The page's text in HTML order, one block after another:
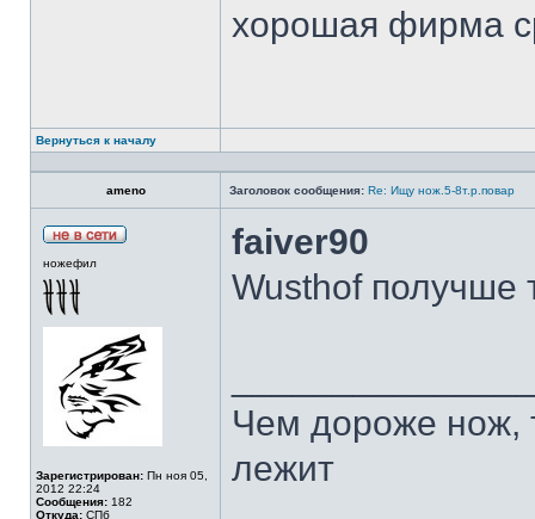
хорошая фирма
Вернуться к началу
ameno Заголовок сообщения: Re: Ищу нож.5-8т.р.повар
ножефил
Зарегистрирован: Пн ноя 05,
2012 22:24
Сообщения: 182
Откуда: СПб
faiver90
Wusthof получше
Чем дороже нож,
лежит